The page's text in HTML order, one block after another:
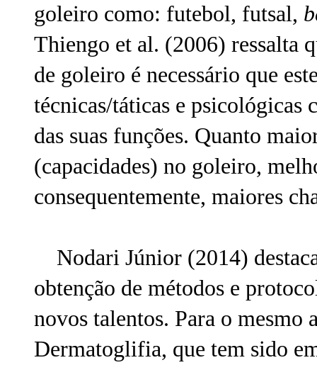
goleiro como: futebol, futsal,
Thiengo et al. (2006) ressalta
de goleiro é necessário que
técnicas/táticas e psicológicas
das suas funções. Quanto
(capacidades) no goleiro,
consequentemente, maiores
Nodari Júnior (2014)
obtenção de métodos e
novos talentos. Para o mesmo
Dermatoglifia, que tem sido